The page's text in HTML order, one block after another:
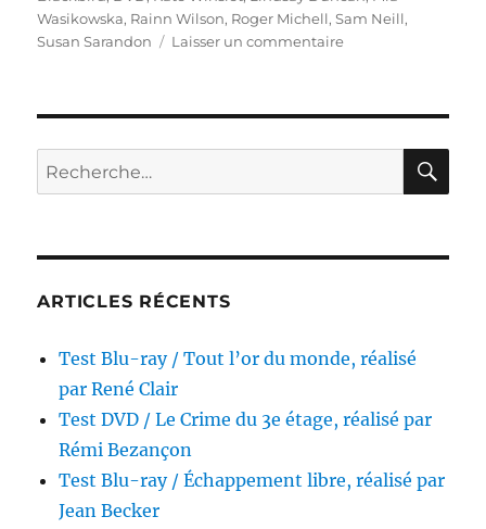
Wasikowska, Rainn Wilson, Roger Michell,Sam Neill,
Susan Sarandon
Laisser un commentairesur
réalisé
Roger
Recherche
pour :
ARTICLES RÉCENTS
Test Blu-ray / Tout l’or du monde, réalisé
par René Clair
Test DVD / Le Crime du 3e étage, réalisé par
Rémi Bezançon
Test Blu-ray / Échappement libre, réalisé par
Jean Becker